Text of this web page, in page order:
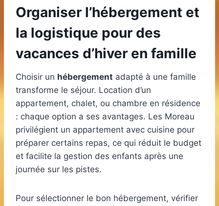
Organiser l’hébergement et
la logistique pour des
vacances d’hiver en famille
Choisir un hébergement adapté à une famille
transforme le séjour. Location d’un
appartement, chalet, ou chambre en résidence
: chaque option a ses avantages. Les Moreau
privilégient un appartement avec cuisine pour
préparer certains repas, ce qui réduit le budget
et facilite la gestion des enfants après une
journée sur les pistes.
Pour sélectionner le bon hébergement, vérifier